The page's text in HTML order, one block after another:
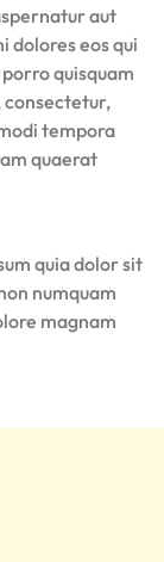
aut
dolores eos qui
quisquam
consectetur,
tempora
quaerat
quia dolor sit
numquam
magnam